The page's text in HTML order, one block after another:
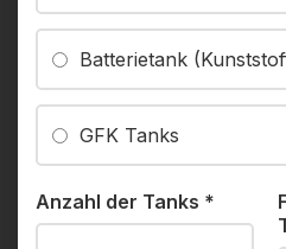
Batterietank
GFK Tanks
Anzahl der Tanks *